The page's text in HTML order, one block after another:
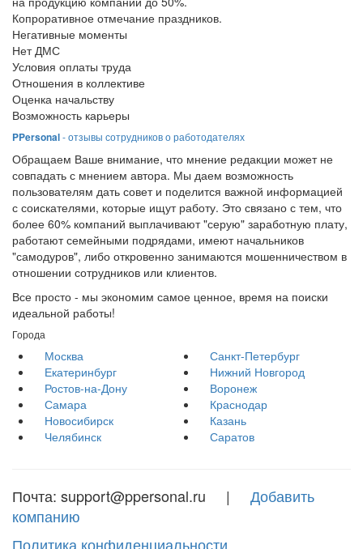
Копроративное отмечание праздников.
Негативные моменты
Нет ДМС
Условия оплаты труда
Отношения в коллективе
Оценка начальству
Возможность карьеры
PPersonal- отзывы сотрудников о работодателях
Обращаем Ваше внимание, что мнение редакции может не
совпадать с мнением автора. Мы даем возможность
пользователям дать совет и поделится важной информацией
с соискателями, которые ищут работу. Это связано с тем, что
более 60% компаний выплачивают "серую" заработную плату,
работают семейными подрядами, имеют начальников
"самодуров", либо откровенно занимаются мошенничеством в
отношении сотрудников или клиентов.
Все просто - мы экономим самое ценное, время на поиски
идеальной работы!
Города
Москва
Санкт-Петербург
Екатеринбург
Нижний Новгород
Ростов-на-Дону
Воронеж
Самара
Краснодар
Новосибирск
Казань
Челябинск
Саратов
Почта: support@ppersonal.ru | Добавить
компанию
Политика конфиденциальности